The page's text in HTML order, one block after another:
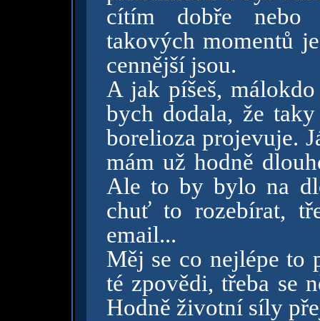
cítím dobře nebo
takových momentů
cennější jsou.
A jak píšeš,
bych dodala, že
borelioza projevuje.
mám už hodně
Ale to by bylo na
chuť to rozebírat,
email...
Měj se co nejlépe to
té zpovědi, třeba se
Hodně životní síly